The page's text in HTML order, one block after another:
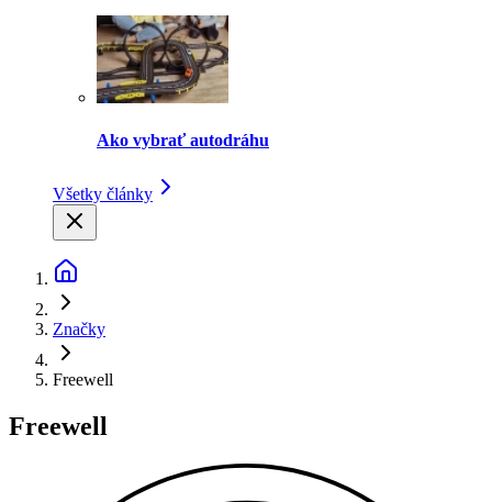
Ako vybrať autodráhu
Všetky články
Značky
Freewell
Freewell